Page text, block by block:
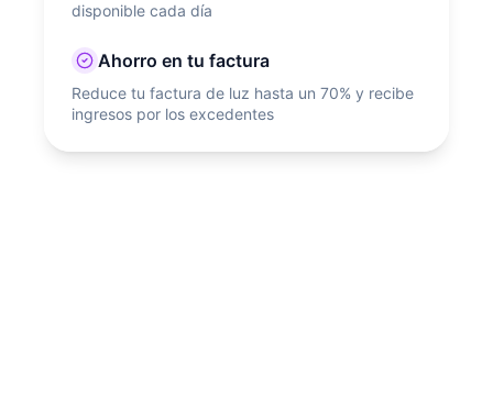
disponible cada día
Ahorro en tu factura
Reduce tu factura de luz hasta un 70% y recibe
ingresos por los excedentes